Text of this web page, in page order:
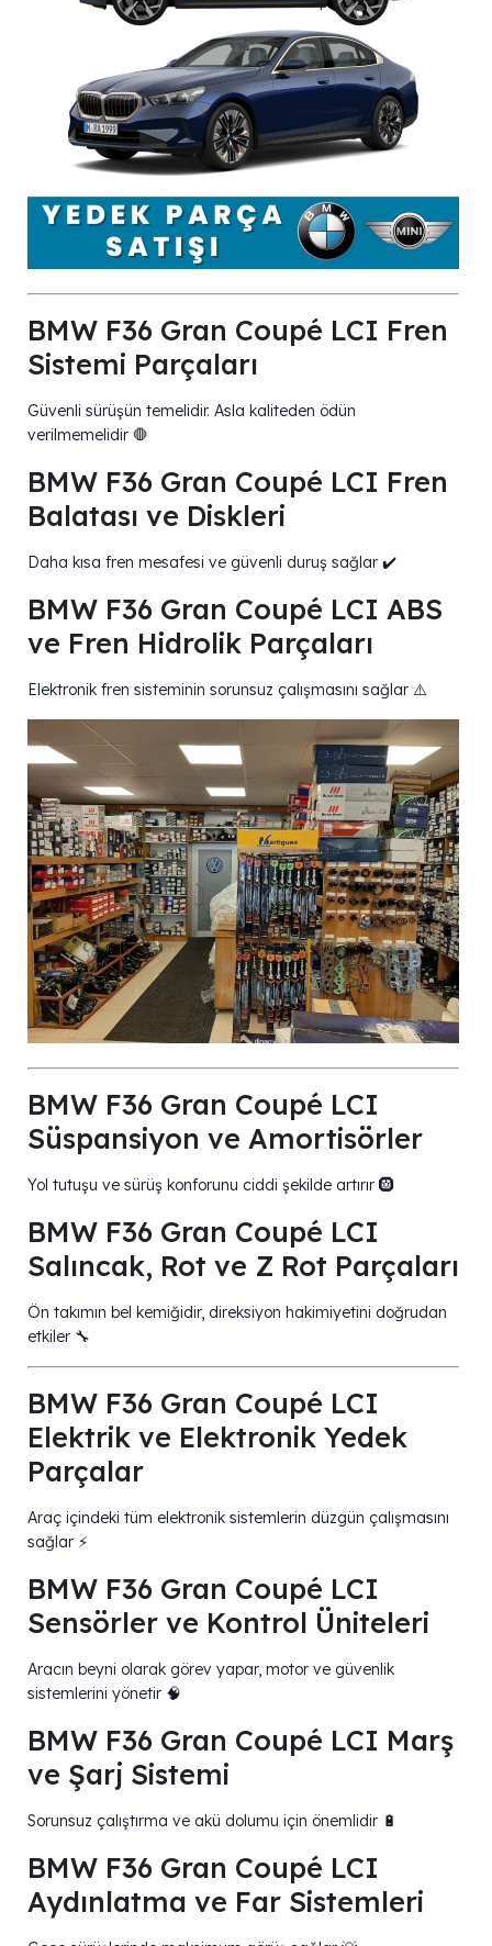
BMW F36 Gran Coupé LCI Fren
Sistemi Parçaları
Güvenli sürüşün temelidir. Asla kaliteden ödün
verilmemelidir 🛑
BMW F36 Gran Coupé LCI Fren
Balatası ve Diskleri
Daha kısa fren mesafesi ve güvenli duruş sağlar ✔️
BMW F36 Gran Coupé LCI ABS
ve Fren Hidrolik Parçaları
Elektronik fren sisteminin sorunsuz çalışmasını sağlar ⚠️
BMW F36 Gran Coupé LCI
Süspansiyon ve Amortisörler
Yol tutuşu ve sürüş konforunu ciddi şekilde artırır 🛞
BMW F36 Gran Coupé LCI
Salıncak, Rot ve Z Rot Parçaları
Ön takımın bel kemiğidir, direksiyon hakimiyetini doğrudan
etkiler 🔧
BMW F36 Gran Coupé LCI
Elektrik ve Elektronik Yedek
Parçalar
Araç içindeki tüm elektronik sistemlerin düzgün çalışmasını
sağlar ⚡
BMW F36 Gran Coupé LCI
Sensörler ve Kontrol Üniteleri
Aracın beyni olarak görev yapar, motor ve güvenlik
sistemlerini yönetir 🧠
BMW F36 Gran Coupé LCI Marş
ve Şarj Sistemi
Sorunsuz çalıştırma ve akü dolumu için önemlidir 🔋
BMW F36 Gran Coupé LCI
Aydınlatma ve Far Sistemleri